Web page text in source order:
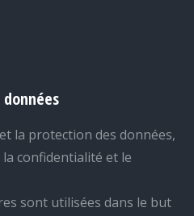
la protection des données,
confidentialité et le
sont utilisées dans le but